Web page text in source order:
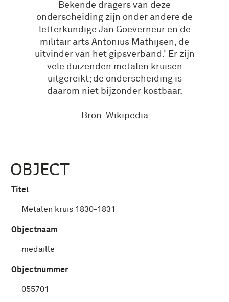
Bekende dragers van deze
onderscheiding zijn onder andere de
letterkundige Jan Goeverneur en de
militair arts Antonius Mathijsen, de
uitvinder van het gipsverband.' Er zijn
vele duizenden metalen kruisen
uitgereikt; de onderscheiding is
daarom niet bijzonder kostbaar.
Bron: Wikipedia
OBJECT
Titel
Metalen kruis 1830-1831
Objectnaam
medaille
Objectnummer
055701